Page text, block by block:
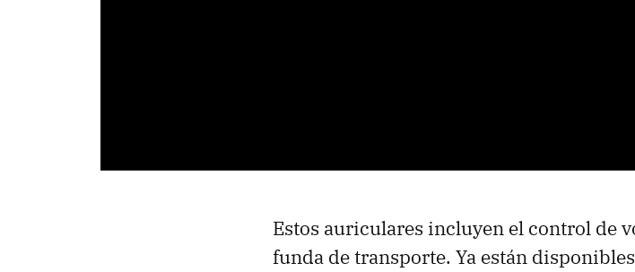
Estos auriculares incluyen el control de
funda de transporte. Ya están